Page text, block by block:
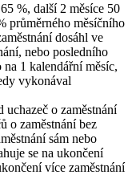
%, další 2 měsíce 50
průměrného měsíčního
dosáhl ve
nebo posledního
1 kalendářní měsíc,
vykonával
o zaměstnání
o zaměstnání bez
sám nebo
se na ukončení
více zaměstnání